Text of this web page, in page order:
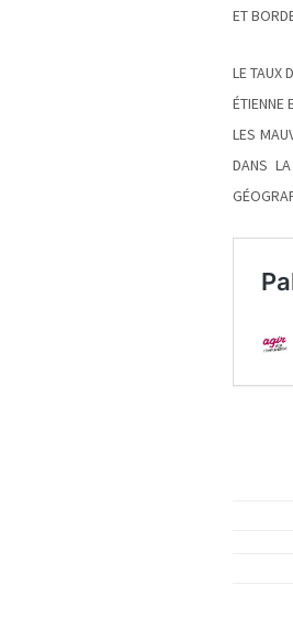
ET
LE TAUX
ÉTIENNE
LES
DANS